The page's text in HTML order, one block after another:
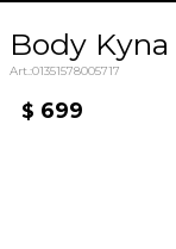
Body Kyna
01351578005717
$ 699